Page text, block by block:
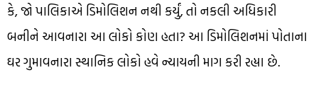
કે, જો પાલિકાએ ડિમોલિશન નથી કર્યું, તો નકલી અધિકારી
બનીને આવનારા આ લોકો કોણ હતા? આ ડિમોલિશનમાં પોતાના
ઘર ગુમાવનારા સ્થાનિક લોકો હવે ન્યાયની માગ કરી રહ્યા છે.